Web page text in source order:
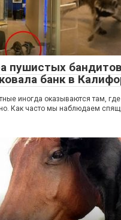
пушистых бандитов
банк в
иногда оказываются там, где
Как часто мы наблюдаем